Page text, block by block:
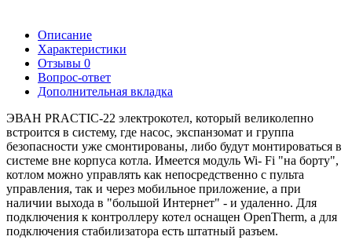
Описание
Характеристики
Отзывы 0
Вопрос-ответ
Дополнительная вкладка
ЭВАН PRACTIC-22 электрокотел, который великолепно
встроится в систему, где насос, экспанзомат и группа
безопасности уже смонтированы, либо будут монтироваться в
системе вне корпуса котла. Имеется модуль Wi- Fi "на борту",
котлом можно управлять как непосредственно с пульта
управления, так и через мобильное приложение, а при
наличии выхода в "большой Интернет" - и удаленно. Для
подключения к контроллеру котел оснащен OpenTherm, а для
подключения стабилизатора есть штатный разъем.